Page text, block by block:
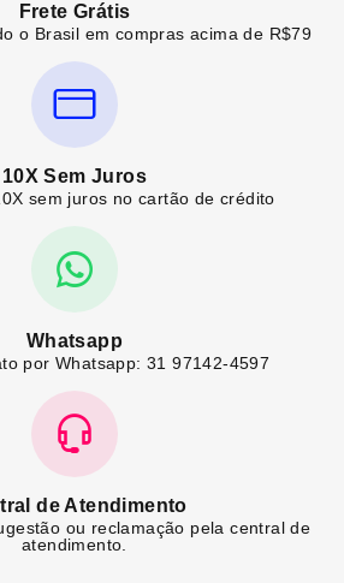
Frete Grátis
o Brasil em compras acima de R$79
10X Sem Juros
sem juros no cartão de crédito
Whatsapp
por Whatsapp: 31 97142-4597
de Atendimento
ou reclamação pela central de
atendimento.